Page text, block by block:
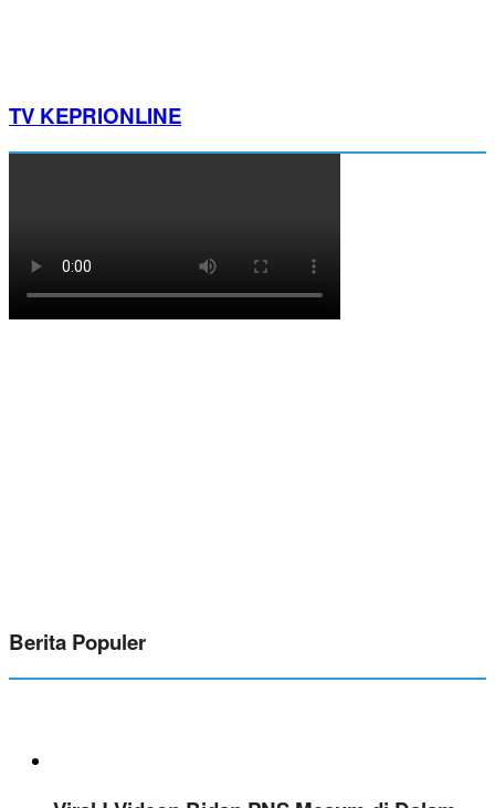
TV KEPRIONLINE
Berita Populer